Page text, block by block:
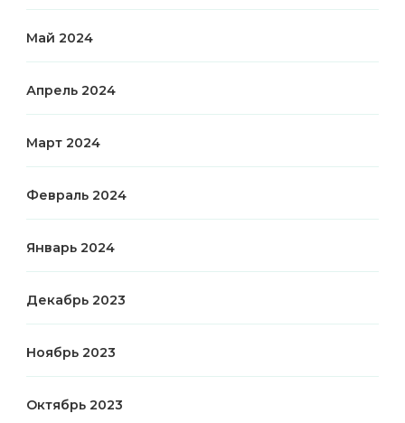
Май 2024
Апрель 2024
Март 2024
Февраль 2024
Январь 2024
Декабрь 2023
Ноябрь 2023
Октябрь 2023